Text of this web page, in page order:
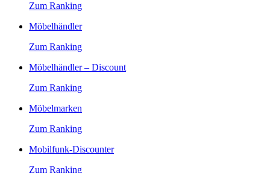
Zum Ranking
Möbelhändler
Zum Ranking
Möbelhändler – Discount
Zum Ranking
Möbelmarken
Zum Ranking
Mobilfunk-Discounter
Zum Ranking